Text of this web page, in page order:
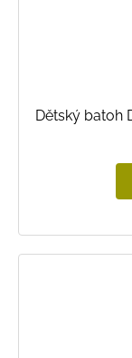
Dětský batoh